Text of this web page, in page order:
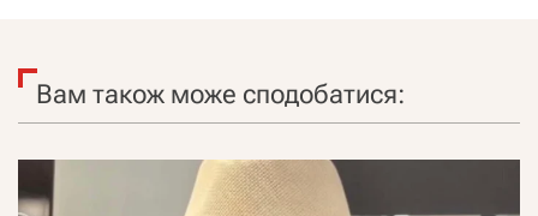
Вам також може сподобатися: